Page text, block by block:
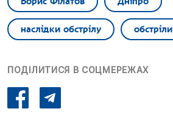
наслідки обстрілу обстріли
ПОДІЛИТИСЯ В СОЦМЕРЕЖАХ